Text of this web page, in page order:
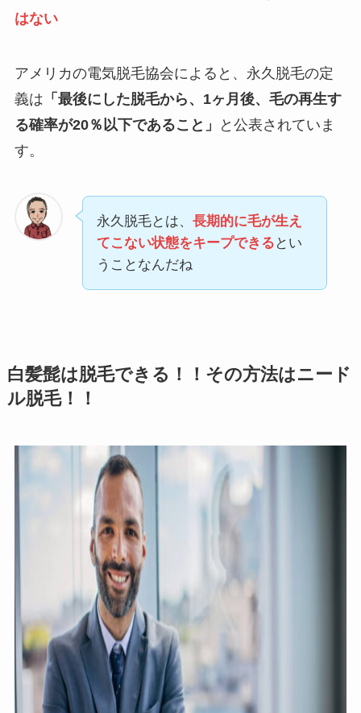
はない
アメリカの電気脱毛協会によると、永久脱毛の定
義は 「最後にした脱毛から、1ヶ月後、毛の再生す
る確率が20％以下であること」
と公表されていま
す。
永久脱毛とは、 長期的に毛が生え
てこない状態をキープできる とい
うことなんだね
白髪髭は脱毛できる！！その方法はニード
ル脱毛！！